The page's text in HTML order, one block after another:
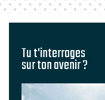
Tu t'interroges
sur ton avenir ?